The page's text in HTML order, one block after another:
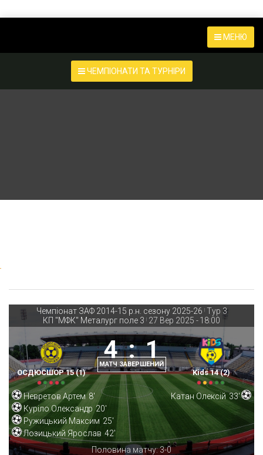
МЕНЮ
ЧЕМПІОНАТИ ТА ТУРНІРИ
Чемпіонат ЗАФ 2014-15 р.н. сезону 2025-26 | Тур 3
КП "МФК" Металург поле 3 | 27 Вер 2025 - 18:00
ОСДЮСШОР 15 (1)
4 : 1
МАТЧ ЗАВЕРШЕНИЙ
Kids 14 (2)
Невретов Артем 8'
Куріло Олександр 20'
Ружицький Максим 25'
Лозицький Ярослав 42'
Катан Олексій 33'
Половина матчу: 3-0